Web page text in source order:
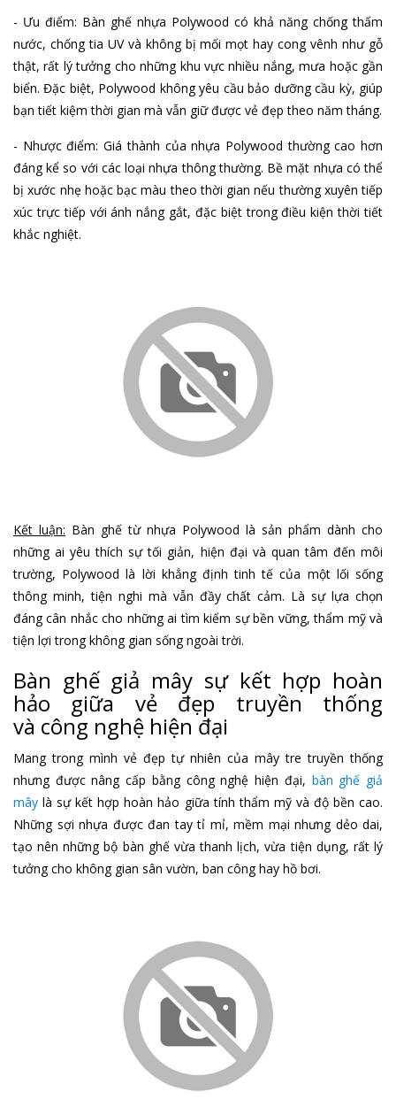
- Ưu điểm: Bàn ghế nhựa Polywood có khả năng chống thấm
nước, chống tia UV và không bị mối mọt hay cong vênh như gỗ
thật, rất lý tưởng cho những khu vực nhiều nắng, mưa hoặc gần
biển. Đặc biệt, Polywood không yêu cầu bảo dưỡng cầu kỳ, giúp
bạn tiết kiệm thời gian mà vẫn giữ được vẻ đẹp theo năm tháng.
- Nhược điểm: Giá thành của nhựa Polywood thường cao hơn
đáng kể so với các loại nhựa thông thường. Bề mặt nhựa có thể
bị xước nhẹ hoặc bạc màu theo thời gian nếu thường xuyên tiếp
xúc trực tiếp với ánh nắng gắt, đặc biệt trong điều kiện thời tiết
khắc nghiệt.
Kết luận: Bàn ghế từ nhựa Polywood là sản phẩm dành cho
những ai yêu thích sự tối giản, hiện đại và quan tâm đến môi
trường, Polywood là lời khẳng định tinh tế của một lối sống
thông minh, tiện nghi mà vẫn đầy chất cảm. Là sự lựa chọn
đáng cân nhắc cho những ai tìm kiếm sự bền vững, thẩm mỹ và
tiện lợi trong không gian sống ngoài trời.
Bàn ghế giả mây sự kết hợp hoàn
hảo giữa vẻ đẹp truyền thống
và công nghệ hiện đại
Mang trong mình vẻ đẹp tự nhiên của mây tre truyền thống
nhưng được nâng cấp bằng công nghệ hiện đại, bàn ghế giả
mây là sự kết hợp hoàn hảo giữa tính thẩm mỹ và độ bền cao.
Những sợi nhựa được đan tay tỉ mỉ, mềm mại nhưng dẻo dai,
tạo nên những bộ bàn ghế vừa thanh lịch, vừa tiện dụng, rất lý
tưởng cho không gian sân vườn, ban công hay hồ bơi.